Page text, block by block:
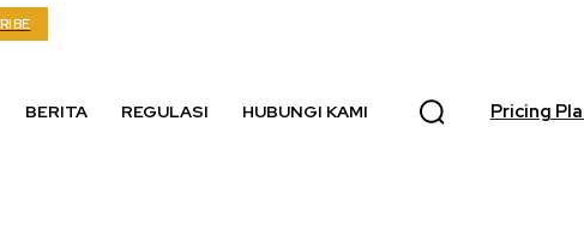
BERITA REGULASI HUBUNGI KAMI Pricing